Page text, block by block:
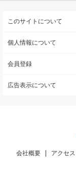
このサイトについて
個人情報について
会員登録
広告表示について
会社概要 アクセス